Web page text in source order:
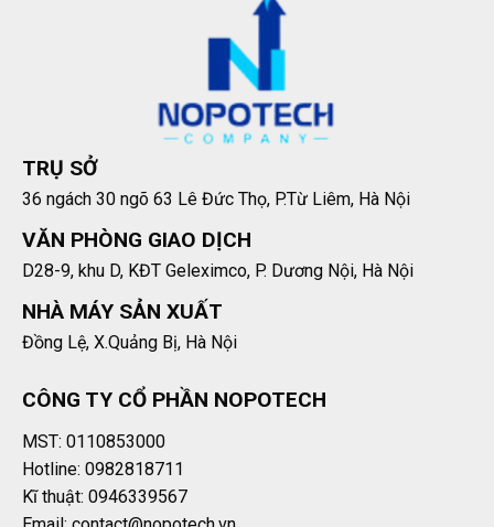
TRỤ SỞ
36 ngách 30 ngõ 63 Lê Đức Thọ, P.Từ Liêm, Hà Nội
VĂN PHÒNG GIAO DỊCH
D28-9, khu D, KĐT Geleximco, P. Dương Nội, Hà Nội
NHÀ MÁY SẢN XUẤT
Đồng Lệ, X.Quảng Bị, Hà Nội
CÔNG TY CỔ PHẦN NOPOTECH
MST: 0110853000
Hotline: 0982818711
Kĩ thuật: 0946339567